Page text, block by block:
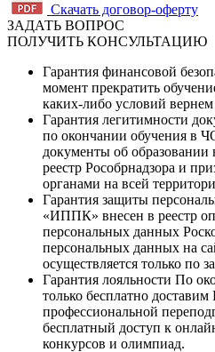
Скачать договор-оферту
ЗАДАТЬ ВОПРОС
ПОЛУЧИТЬ КОНСУЛЬТАЦИЮ
Гарантия финансовой
момент прекратить
каких-либо условий
Гарантия легитимности
по окончании обучения
документы об образовании
реестр Рособрнадзора и
органами на всей
Гарантия защиты
«ИППК» внесен в реестр
персональных данных
персональных данных на
осуществляется только по
Гарантия лояльности По
только бесплатно
профессиональной
бесплатный доступ к
конкурсов и олимпиад.